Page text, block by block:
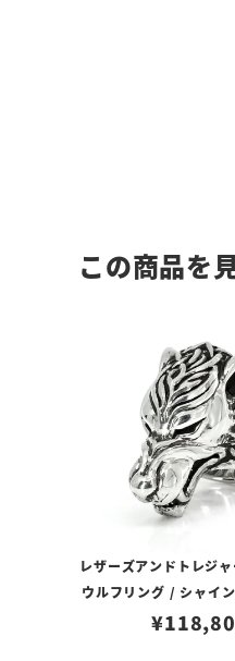
この商品を
レザーズアンドトレジ
ウルフリング / シャイ
¥